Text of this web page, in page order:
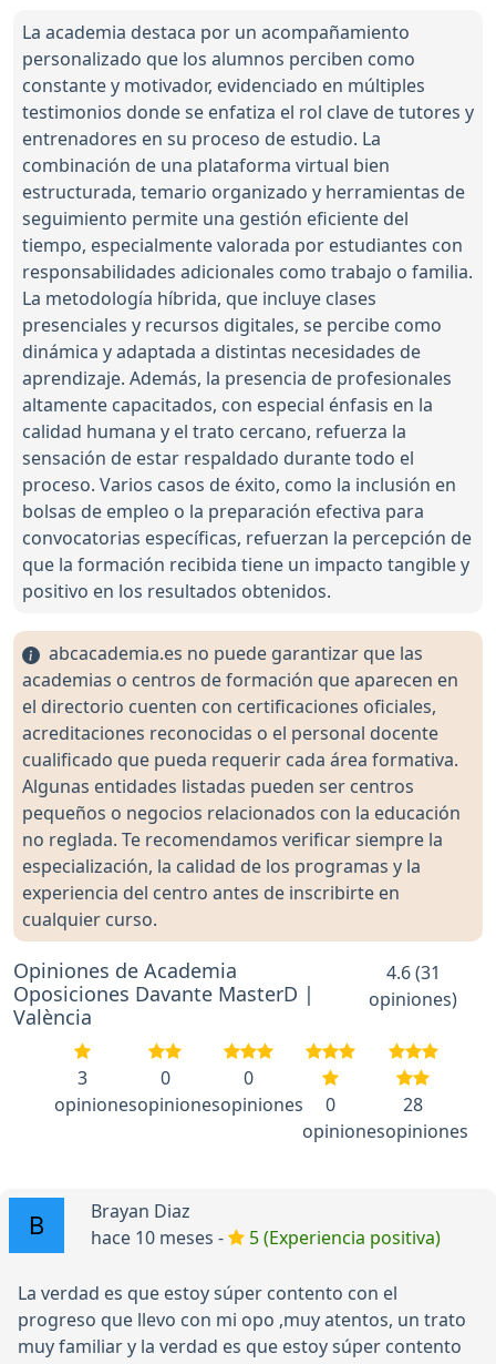
La academia destaca por un acompañamiento
personalizado que los alumnos perciben como
constante y motivador, evidenciado en múltiples
testimonios donde se enfatiza el rol clave de tutores y
entrenadores en su proceso de estudio. La
combinación de una plataforma virtual bien
estructurada, temario organizado y herramientas de
seguimiento permite una gestión eficiente del
tiempo, especialmente valorada por estudiantes con
responsabilidades adicionales como trabajo o familia.
La metodología híbrida, que incluye clases
presenciales y recursos digitales, se percibe como
dinámica y adaptada a distintas necesidades de
aprendizaje. Además, la presencia de profesionales
altamente capacitados, con especial énfasis en la
calidad humana y el trato cercano, refuerza la
sensación de estar respaldado durante todo el
proceso. Varios casos de éxito, como la inclusión en
bolsas de empleo o la preparación efectiva para
convocatorias específicas, refuerzan la percepción de
que la formación recibida tiene un impacto tangible y
positivo en los resultados obtenidos.
abcacademia.es no puede garantizar que las
academias o centros de formación que aparecen en
el directorio cuenten con certificaciones oficiales,
acreditaciones reconocidas o el personal docente
cualificado que pueda requerir cada área formativa.
Algunas entidades listadas pueden ser centros
pequeños o negocios relacionados con la educación
no reglada. Te recomendamos verificar siempre la
especialización, la calidad de los programas y la
experiencia del centro antes de inscribirte en
cualquier curso.
Opiniones de Academia
Oposiciones Davante MasterD |
València
4.6 (31
opiniones)
3
opiniones
0
opiniones
0
opiniones
0
opiniones
28
opiniones
Brayan Diaz
hace 10 meses -
5 (Experiencia positiva)
La verdad es que estoy súper contento con el
progreso que llevo con mi opo ,muy atentos, un trato
muy familiar y la verdad es que estoy súper contento